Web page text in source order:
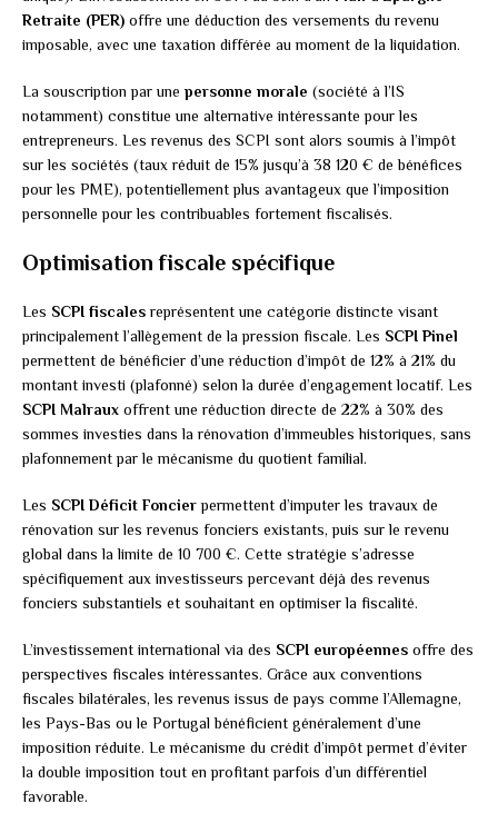
Retraite (PER) offre une déduction des versements du revenu
imposable, avec une taxation différée au moment de la liquidation.
La souscription par une personne morale (société à l’IS
notamment) constitue une alternative intéressante pour les
entrepreneurs. Les revenus des SCPI sont alors soumis à l’impôt
sur les sociétés (taux réduit de 15% jusqu’à 38 120 € de bénéfices
pour les PME), potentiellement plus avantageux que l’imposition
personnelle pour les contribuables fortement fiscalisés.
Optimisation fiscale spécifique
Les SCPI fiscalesreprésentent une catégorie distincte visant
principalement l’allègement de la pression fiscale. Les SCPI Pinel
permettent de bénéficier d’une réduction d’impôt de 12% à 21% du
montant investi (plafonné) selon la durée d’engagement locatif. Les
SCPI Malraux offrent une réduction directe de 22% à 30% des
sommes investies dans la rénovation d’immeubles historiques, sans
plafonnement par le mécanisme du quotient familial.
Les SCPI Déficit Foncierpermettent d’imputer les travaux de
rénovation sur les revenus fonciers existants, puis sur le revenu
global dans la limite de 10 700 €. Cette stratégie s’adresse
spécifiquement aux investisseurs percevant déjà des revenus
fonciers substantiels et souhaitant en optimiser la fiscalité.
L’investissement international via des SCPI européennes offre des
perspectives fiscales intéressantes. Grâce aux conventions
fiscales bilatérales, les revenus issus de pays comme l’Allemagne,
les Pays-Bas ou le Portugal bénéficient généralement d’une
imposition réduite. Le mécanisme du crédit d’impôt permet d’éviter
la double imposition tout en profitant parfois d’un différentiel
favorable.